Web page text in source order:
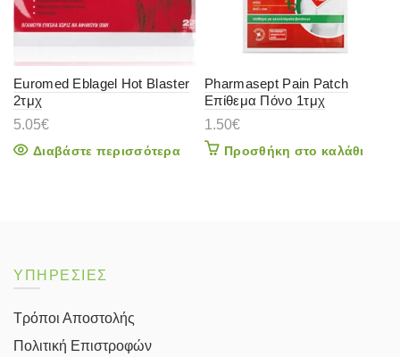
Euromed Eblagel Hot Blaster
2τμχ
5.05€
Διαβάστε περισσότερα
Pharmasept Pain Patch
Επίθεμα Πόνο 1τμχ
1.50€
Προσθήκη στο καλάθι
ΥΠΗΡΕΣΙΕΣ
Τρόποι Αποστολής
Πολιτική Επιστροφών